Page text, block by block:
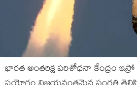
భారత అంతరిక్ష పరిశోధనా కేంద్రం